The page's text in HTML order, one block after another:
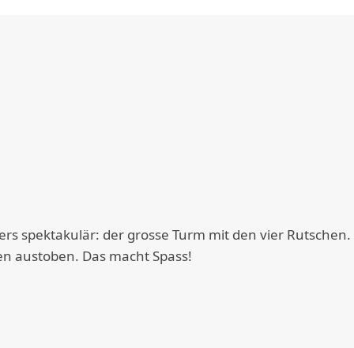
spektakulär: der grosse Turm mit den vier
austoben. Das macht Spass!